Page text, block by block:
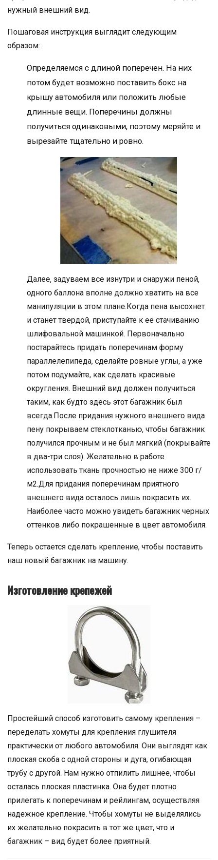
нужный внешний вид.
Пошаговая инструкция выглядит следующим
образом:
Определяемся с длиной поперечен. На них
потом будет возможно поставить бокс на
крышу автомобиля или положить любые
длинные вещи. Поперечины должны
получиться одинаковыми, поэтому меряйте и
вырезайте тщательно и ровно.
Далее, задуваем все изнутри и снаружи пеной,
одного баллона вполне должно хватить на все
манипуляции в этом плане.Когда пена высохнет
и станет твердой, приступайте к ее стачиванию
шлифовальной машинкой. Первоначально
постарайтесь придать поперечинам форму
параллелепипеда, сделайте ровные углы, а уже
потом подумайте, как сделать красивые
округления. Внешний вид должен получиться
таким, как будто здесь этот багажник был
всегда.После придания нужного внешнего вида
пену покрываем стеклотканью, чтобы багажник
получился прочным и не был мягкий (покрывайте
в два-три слоя). Желательно в работе
использовать ткань прочностью не ниже 300 г/
м2.Для придания поперечинам приятного
внешнего вида осталось лишь покрасить их.
Наиболее часто можно увидеть багажник черных
оттенков либо покрашенные в цвет автомобиля.
Теперь остается сделать крепление, чтобы поставить
наш новый багажник на машину.
Изготовление крепежей
Простейший способ изготовить самому крепления –
переделать хомуты для крепления глушителя
практически от любого автомобиля. Они выглядят как
плоская скоба с одной стороны и дуга, огибающая
трубу с другой. Нам нужно отпилить лишнее, чтобы
осталась плоская пластинка. Она будет плотно
прилегать к поперечинам и рейлингам, осуществляя
надежное крепление. Чтобы хомуты не выделялись
их желательно покрасить в тот же цвет, что и
багажник – вид будет более приятный.